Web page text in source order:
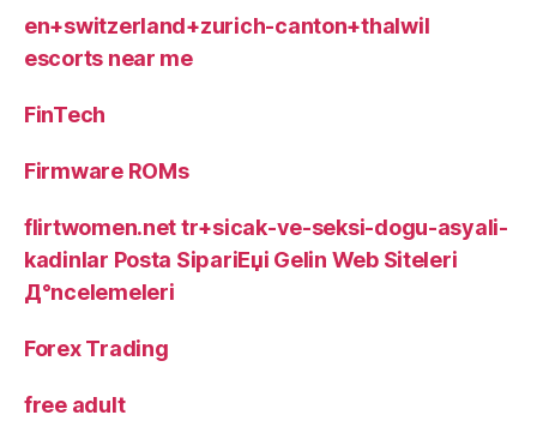
en+switzerland+zurich-canton+thalwil
escorts near me
FinTech
Firmware ROMs
flirtwomen.net tr+sicak-ve-seksi-dogu-asyali-
kadinlar Posta SipariЕџi Gelin Web Siteleri
Д°ncelemeleri
Forex Trading
free adult